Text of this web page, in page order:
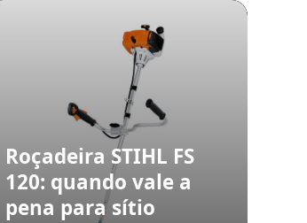
Roçadeira STIHL FS
120: quando vale a
pena para sítio